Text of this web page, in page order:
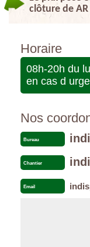
clôture de
Horaire
08h-20h du
en cas d
Nos
Bureau
Chantier
Email